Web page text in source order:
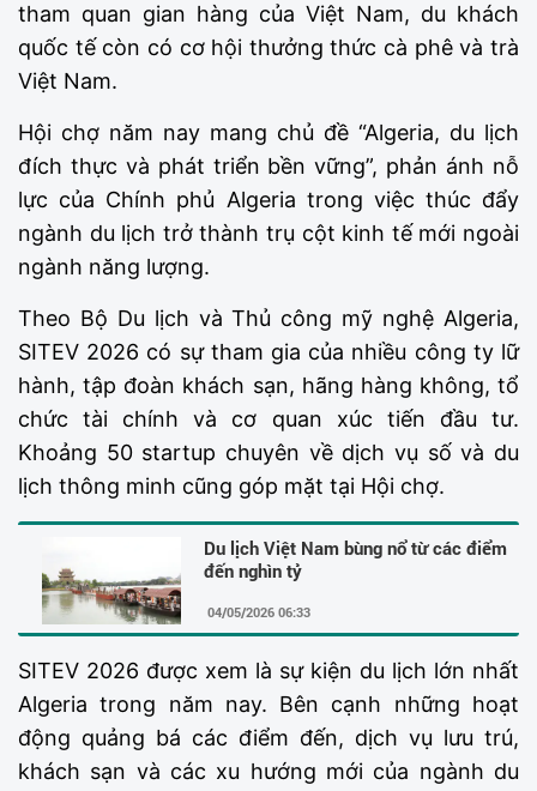
tham quan gian hàng của Việt Nam, du khách
quốc tế còn có cơ hội thưởng thức cà phê và trà
Việt Nam.
Hội chợ năm nay mang chủ đề “Algeria, du lịch
đích thực và phát triển bền vững”, phản ánh nỗ
lực của Chính phủ Algeria trong việc thúc đẩy
ngành du lịch trở thành trụ cột kinh tế mới ngoài
ngành năng lượng.
Theo Bộ Du lịch và Thủ công mỹ nghệ Algeria,
SITEV 2026 có sự tham gia của nhiều công ty lữ
hành, tập đoàn khách sạn, hãng hàng không, tổ
chức tài chính và cơ quan xúc tiến đầu tư.
Khoảng 50 startup chuyên về dịch vụ số và du
lịch thông minh cũng góp mặt tại Hội chợ.
Du lịch Việt Nam bùng nổ từ các điểm
đến nghìn tỷ
04/05/2026 06:33
SITEV 2026 được xem là sự kiện du lịch lớn nhất
Algeria trong năm nay. Bên cạnh những hoạt
động quảng bá các điểm đến, dịch vụ lưu trú,
khách sạn và các xu hướng mới của ngành du